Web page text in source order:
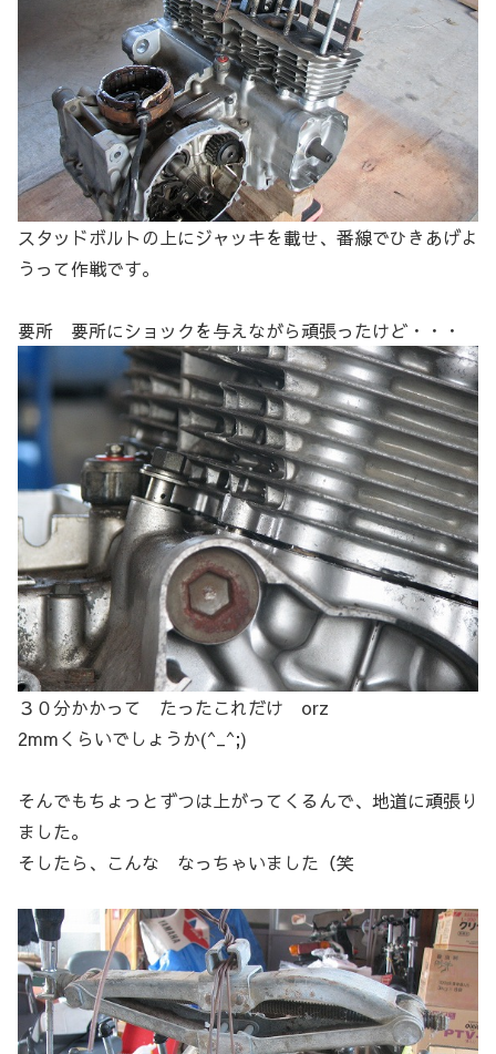
スタッドボルトの上にジャッキを載せ、番線でひきあげよ
うって作戦です。
要所 要所にショックを与えながら頑張ったけど・・・
３０分かかって たったこれだけ orz
2mmくらいでしょうか(^_^;)
そんでもちょっとずつは上がってくるんで、地道に頑張り
ました。
そしたら、こんな なっちゃいました（笑